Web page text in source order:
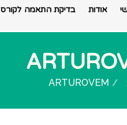
אודות בדיקת התאמה לקורס
ARTUROVEM